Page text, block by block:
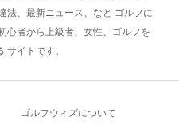
法、最新ニュース、など ゴルフに
心者から上級者、女性、ゴルフを
サイトです。
ゴルフウィズについて